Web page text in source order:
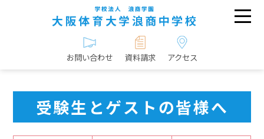
お問い合わせ 資料請求 アクセス
受験生とゲストの皆様へ